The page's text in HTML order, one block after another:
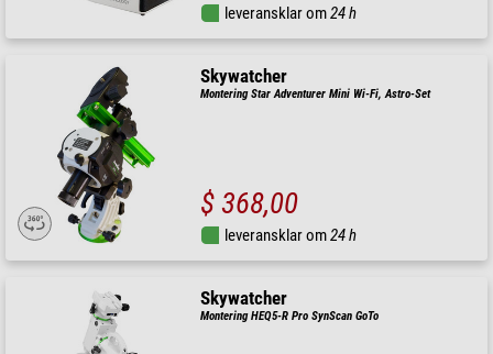
leveransklar om24 h
Skywatcher
Montering Star Adventurer Mini Wi-Fi, Astro-Set
$ 368,00
leveransklar om24 h
Skywatcher
Montering HEQ5-R Pro SynScan GoTo